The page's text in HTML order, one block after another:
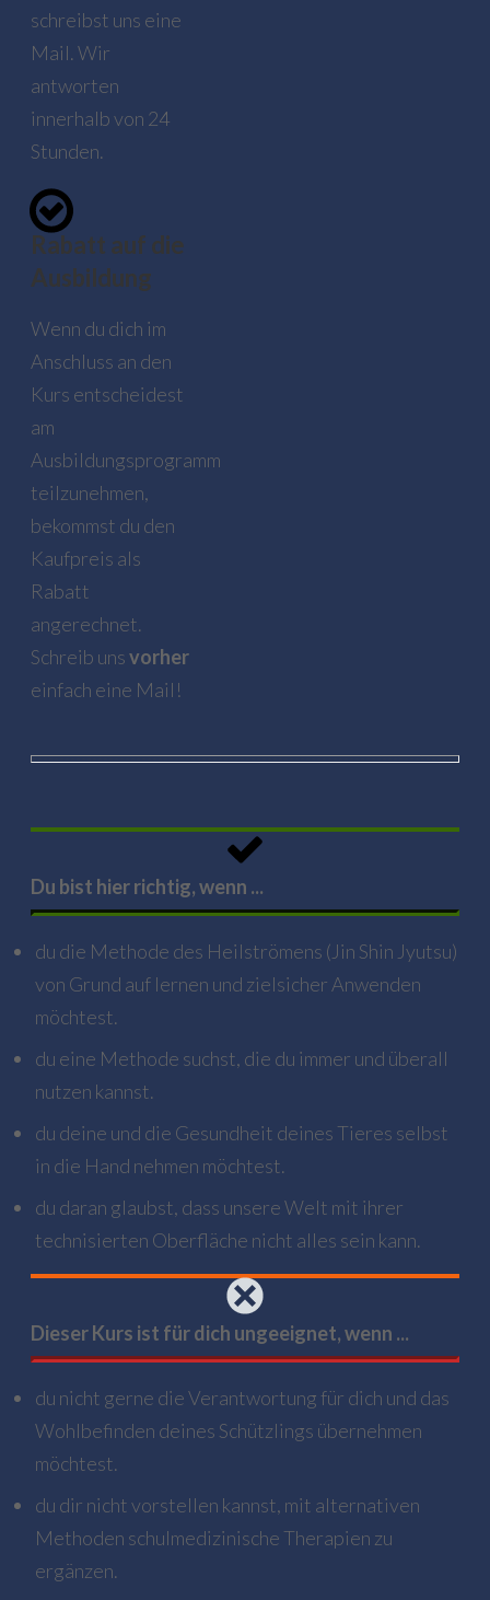
schreibst uns eine
Mail. Wir
antworten
innerhalb von 24
Stunden.
Rabatt auf die
Ausbildung
Wenn du dich im
Anschluss an den
Kurs entscheidest
am
Ausbildungsprogramm
teilzunehmen,
bekommst du den
Kaufpreis als
Rabatt
angerechnet.
Schreib unsvorher
einfach eine Mail!
Du bist hier richtig, wenn ...
du die Methode des Heilströmens (Jin Shin Jyutsu)
von Grund auf lernen und zielsicher Anwenden
möchtest.
du eine Methode suchst, die du immer und überall
nutzen kannst.
du deine und die Gesundheit deines Tieres selbst
in die Hand nehmen möchtest.
du daran glaubst, dass unsere Welt mit ihrer
technisierten Oberfläche nicht alles sein kann.
Dieser Kurs ist für dich ungeeignet, wenn ...
du nicht gerne die Verantwortung für dich und das
Wohlbefinden deines Schützlings übernehmen
möchtest.
du dir nicht vorstellen kannst, mit alternativen
Methoden schulmedizinische Therapien zu
ergänzen.